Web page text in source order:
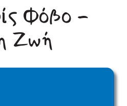
Φόβο -
Ζωή